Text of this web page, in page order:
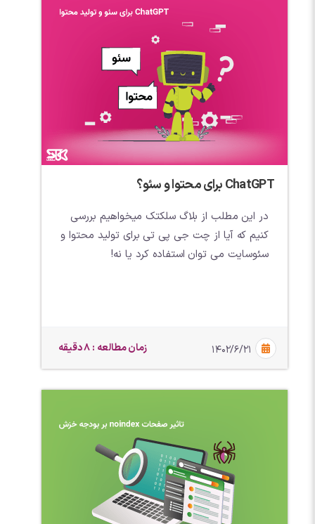
ChatGPT برای محتوا و سئو؟
در این مطلب از بلاگ سلکتک میخواهیم بررسی
کنیم که آیا از چت جی پی تی برای تولید محتوا و
سئوسایت می توان استفاده کرد یا نه!
۱۴۰۲/۶/۲۱ زمان مطالعه : 8 دقیقه